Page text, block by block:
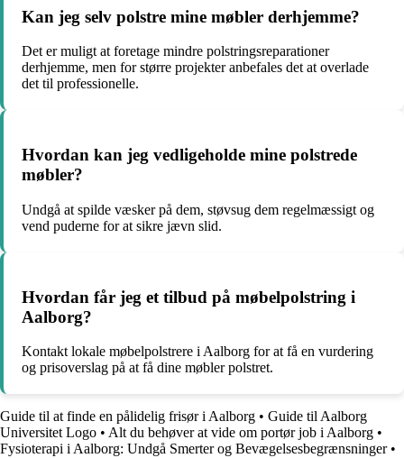
Kan jeg selv polstre mine møbler derhjemme?
Det er muligt at foretage mindre polstringsreparationer
derhjemme, men for større projekter anbefales det at overlade
det til professionelle.
Hvordan kan jeg vedligeholde mine polstrede
møbler?
Undgå at spilde væsker på dem, støvsug dem regelmæssigt og
vend puderne for at sikre jævn slid.
Hvordan får jeg et tilbud på møbelpolstring i
Aalborg?
Kontakt lokale møbelpolstrere i Aalborg for at få en vurdering
og prisoverslag på at få dine møbler polstret.
Guide til at finde en pålidelig frisør i Aalborg • Guide til Aalborg
Universitet Logo • Alt du behøver at vide om portør job i Aalborg •
Fysioterapi i Aalborg: Undgå Smerter og Bevægelsesbegrænsninger•